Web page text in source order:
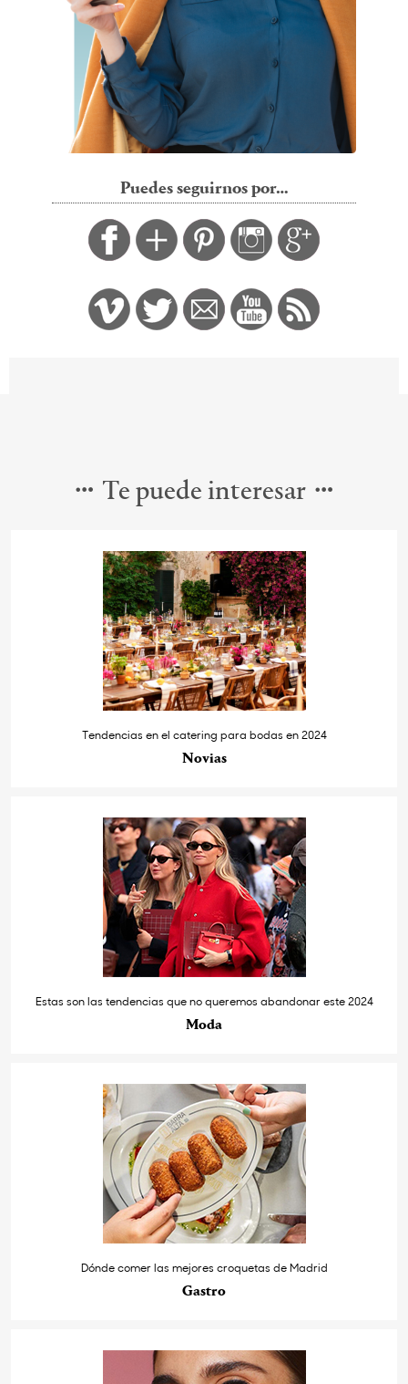
Puedes seguirnos por…
Te puede interesar
Tendencias en el catering para bodas en 2024
Novias
Estas son las tendencias que no queremos abandonar este 2024
Moda
Dónde comer las mejores croquetas de Madrid
Gastro